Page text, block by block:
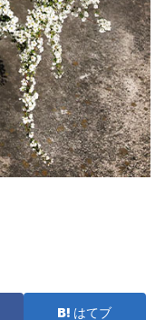
はてブ